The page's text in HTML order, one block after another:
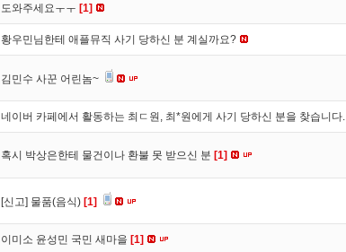
도와주세요ㅜㅜ [1]
황우민님한테 애플뮤직 사기 당하신 분 계실까요?
김민수 사꾼 어린놈~
네이버 카페에서 활동하는 최ㄷ원, 최*원에게 사기 당하신 분을 찾습니다.
혹시 박상은한테 물건이나 환불 못 받으신 분 [1]
[신고] 물품(음식) [1]
이미소 윤성민 국민 새마을 [1]